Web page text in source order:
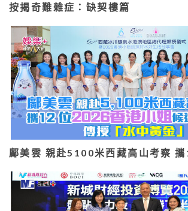
按揭奇難雜症：缺契樓篇
鄺美雲 親赴5100米西藏高山考察